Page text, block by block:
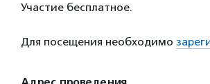
Участие бесплатное.
Для посещения необходимо